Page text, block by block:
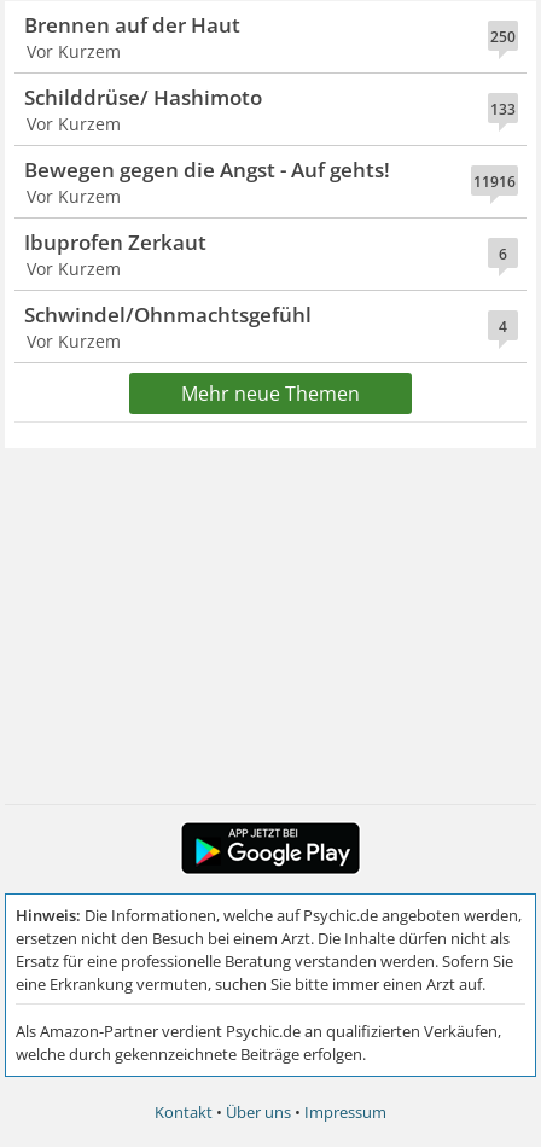
250
Brennen auf der Haut
Vor Kurzem
133
Schilddrüse/ Hashimoto
Vor Kurzem
11916
Bewegen gegen die Angst - Auf gehts!
Vor Kurzem
6
Ibuprofen Zerkaut
Vor Kurzem
4
Schwindel/Ohnmachtsgefühl
Vor Kurzem
Mehr neue Themen
Kontakt • Über uns • Impressum